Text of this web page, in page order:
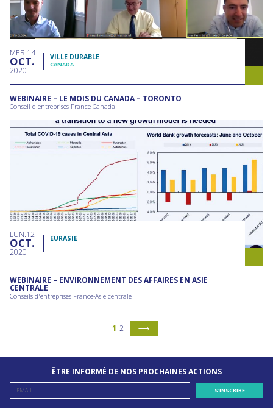
MER 14
OCT
2020
VILLE DURABLE
CANADA
WEBINAIRE – LE MOIS DU CANADA – TORONTO
Conseil d'entreprises France-Canada
LUN 12
OCT
2020
EURASIE
WEBINAIRE – ENVIRONNEMENT DES AFFAIRES EN ASIE
CENTRALE
Conseils d'entreprises France-Asie centrale
1 2
ÊTRE INFORMÉ DE NOS PROCHAINES ACTIONS